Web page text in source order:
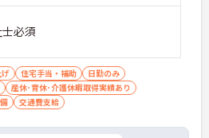
必須
住宅手当・補助
日勤のみ
産休･育休･介護休暇取得実績あり
交通費支給